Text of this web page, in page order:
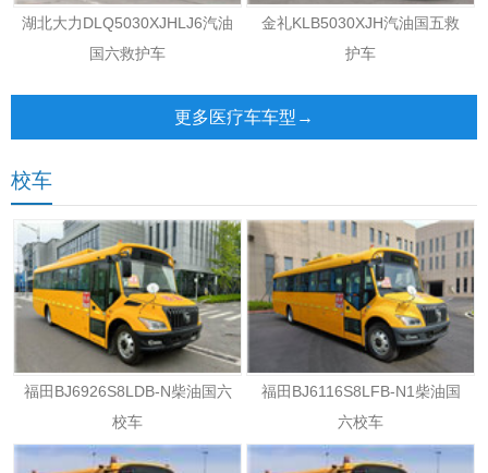
湖北大力DLQ5030XJHLJ6汽油
国六救护车
金礼KLB5030XJH汽油国五救
护车
更多医疗车车型→
校车
福田BJ6926S8LDB-N柴油国六
校车
福田BJ6116S8LFB-N1柴油国
六校车